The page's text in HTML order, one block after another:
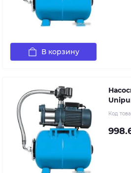
В корзину
Код